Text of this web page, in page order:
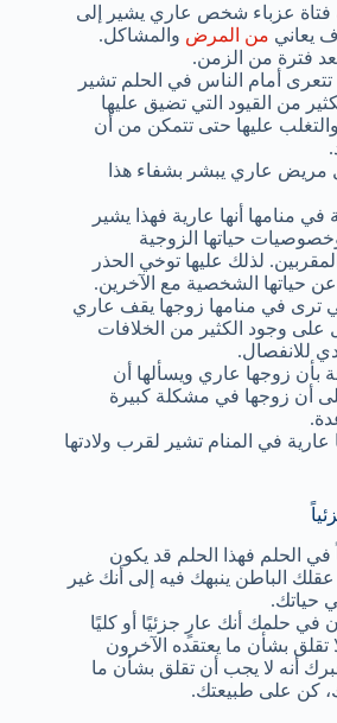
فتاة عزباء شخص عاري يشير إلى
يعاني من المرض والمشاكل.
فترة من الزمن.
تتعرى أمام الناس في الحلم تشير
من القيود التي تضيق عليها
عليها حتى تتمكن من أن
مريض عاري يبشر بشفاء هذا
منامها أنها عارية فهذا يشير
حياتها الزوجية
لذلك عليها توخي الحذر
حياتها الشخصية مع الآخرين.
ترى في منامها زوجها يقف عاري
على وجود الكثير من الخلافات
للانفصال.
بأن زوجها عاري ويسألها أن
أن زوجها في مشكلة كبيرة
في المنام تشير لقرب ولادتها
في الحلم فهذا الحلم قد يكون
الباطن ينبهك فيه إلى أنك غير
حياتك.
في حلمك أنك عارٍ جزئيًا أو كليًا
تقلق بشأن ما يعتقده الآخرون
أنه لا يجب أن تقلق بشأن ما
كن على طبيعتك.